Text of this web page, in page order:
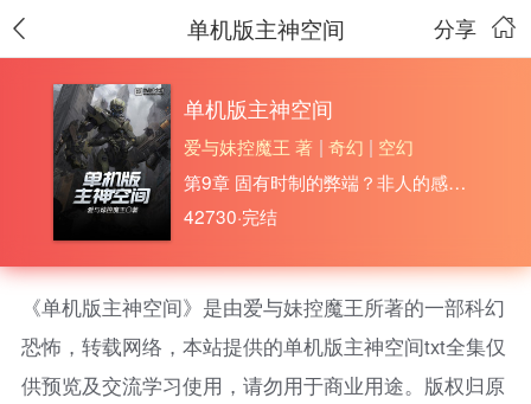
分享
单机版主神空间
单机版主神空间
爱与妹控魔王 著 | 奇幻 | 空幻
第9章 固有时制的弊端？非人的感知与红后
42730·完结
《单机版主神空间》是由爱与妹控魔王所著的一部科幻
恐怖，转载网络，本站提供的单机版主神空间txt全集仅
供预览及交流学习使用，请勿用于商业用途。版权归原